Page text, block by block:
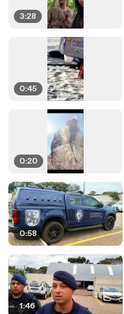
3:28
0:45
0:20
0:58
1:46